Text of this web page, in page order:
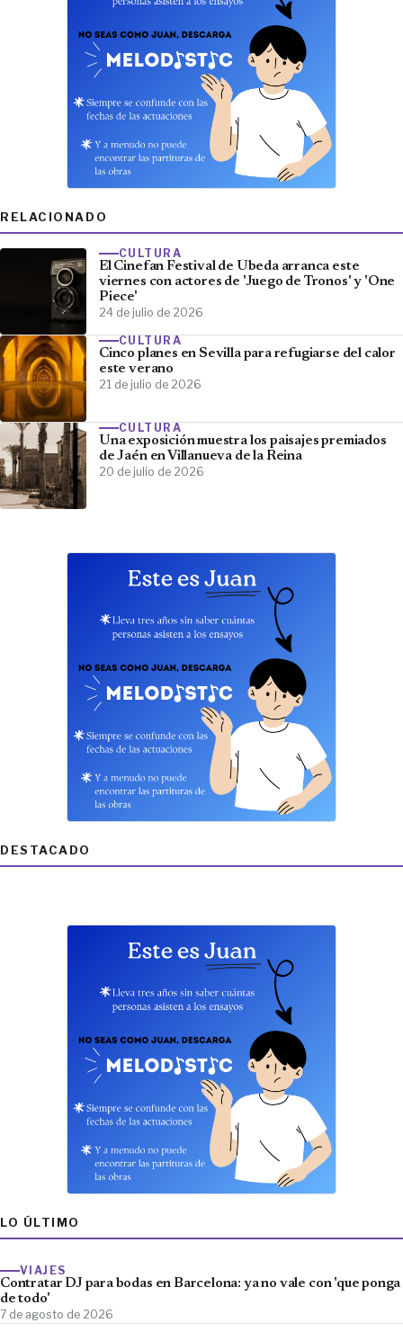
RELACIONADO
CULTURA
El Cinefan Festival de Úbeda arranca este
viernes con actores de 'Juego de Tronos' y 'One
Piece'
24 de julio de 2026
CULTURA
Cinco planes en Sevilla para refugiarse del calor
este verano
21 de julio de 2026
CULTURA
Una exposición muestra los paisajes premiados
de Jaén en Villanueva de la Reina
20 de julio de 2026
DESTACADO
LO ÚLTIMO
VIAJES
Contratar DJ para bodas en Barcelona: ya no vale con 'que ponga
de todo'
7 de agosto de 2026